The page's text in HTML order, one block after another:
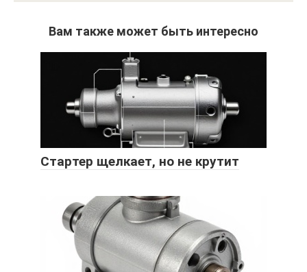
Вам также может быть интересно
Стартер щелкает, но не крутит